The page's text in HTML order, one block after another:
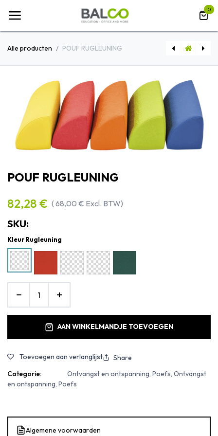
0
Alle producten POUF RUGLEUNING
POUF RUGLEUNING
82,28 € (68,00 € Excl. BTW)
SKU:
Kleur Rugleuning
AAN WINKELMANDJE TOEVOEGEN
Toevoegen aan verlanglijst
Share
Categorie:
Ontvangst en ontspanning, Poefs, Ontvangst
en ontspanning, Poefs
Algemene voorwaarden